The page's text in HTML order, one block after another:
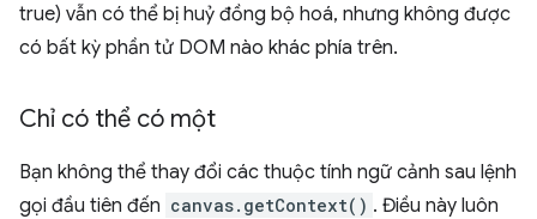
true) vẫn có thể bị huỷ đồng bộ hoá, nhưng không được
có bất kỳ phần tử DOM nào khác phía trên.
Chỉ có thể có một
Bạn không thể thay đổi các thuộc tính ngữ cảnh sau lệnh
gọi đầu tiên đến canvas.getContext() . Điều này luôn